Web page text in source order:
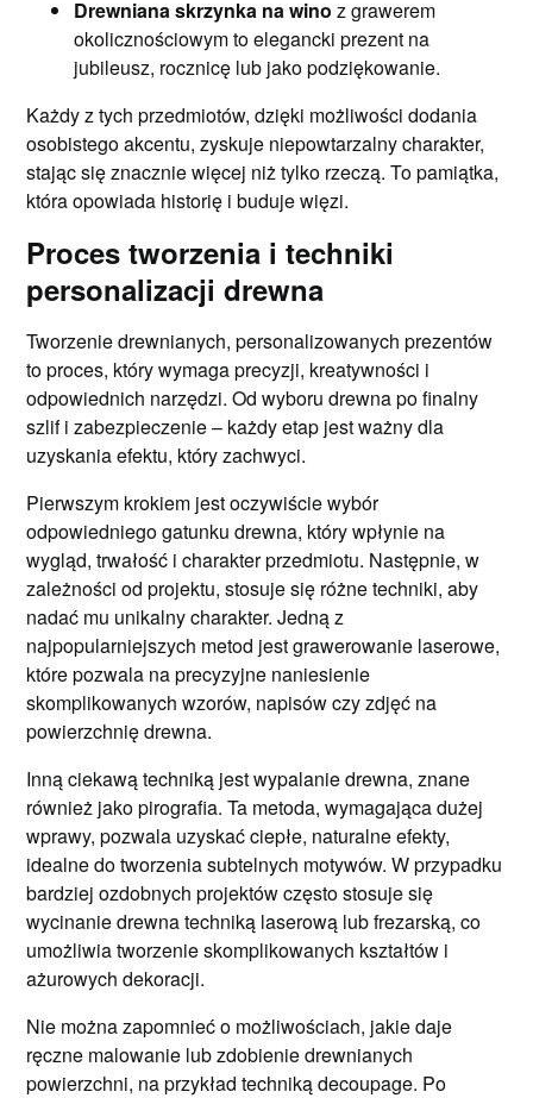
Drewniana skrzynka na wino z grawerem
okolicznościowym to elegancki prezent na
jubileusz, rocznicę lub jako podziękowanie.
Każdy z tych przedmiotów, dzięki możliwości dodania
osobistego akcentu, zyskuje niepowtarzalny charakter,
stając się znacznie więcej niż tylko rzeczą. To pamiątka,
która opowiada historię i buduje więzi.
Proces tworzenia i techniki
personalizacji drewna
Tworzenie drewnianych, personalizowanych prezentów
to proces, który wymaga precyzji, kreatywności i
odpowiednich narzędzi. Od wyboru drewna po finalny
szlif i zabezpieczenie – każdy etap jest ważny dla
uzyskania efektu, który zachwyci.
Pierwszym krokiem jest oczywiście wybór
odpowiedniego gatunku drewna, który wpłynie na
wygląd, trwałość i charakter przedmiotu. Następnie, w
zależności od projektu, stosuje się różne techniki, aby
nadać mu unikalny charakter. Jedną z
najpopularniejszych metod jest grawerowanie laserowe,
które pozwala na precyzyjne naniesienie
skomplikowanych wzorów, napisów czy zdjęć na
powierzchnię drewna.
Inną ciekawą techniką jest wypalanie drewna, znane
również jako pirografia. Ta metoda, wymagająca dużej
wprawy, pozwala uzyskać ciepłe, naturalne efekty,
idealne do tworzenia subtelnych motywów. W przypadku
bardziej ozdobnych projektów często stosuje się
wycinanie drewna techniką laserową lub frezarską, co
umożliwia tworzenie skomplikowanych kształtów i
ażurowych dekoracji.
Nie można zapomnieć o możliwościach, jakie daje
ręczne malowanie lub zdobienie drewnianych
powierzchni, na przykład techniką decoupage. Po